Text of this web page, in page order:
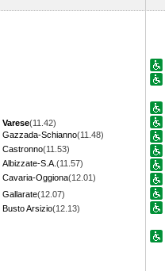
Varese(11.42)
Gazzada-Schianno(11.48)
Castronno(11.53)
Albizzate-S.A. (11.57)
Cavaria-Oggiona(12.01)
Gallarate(12.07)
Busto Arsizio(12.13)